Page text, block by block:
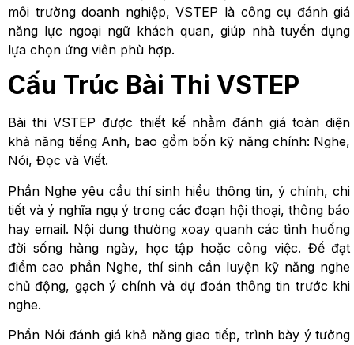
môi trường doanh nghiệp, VSTEP là công cụ đánh giá
năng lực ngoại ngữ khách quan, giúp nhà tuyển dụng
lựa chọn ứng viên phù hợp.
Cấu Trúc Bài Thi VSTEP
Bài thi VSTEP được thiết kế nhằm đánh giá toàn diện
khả năng tiếng Anh, bao gồm bốn kỹ năng chính: Nghe,
Nói, Đọc và Viết.
Phần Nghe yêu cầu thí sinh hiểu thông tin, ý chính, chi
tiết và ý nghĩa ngụ ý trong các đoạn hội thoại, thông báo
hay email. Nội dung thường xoay quanh các tình huống
đời sống hàng ngày, học tập hoặc công việc. Để đạt
điểm cao phần Nghe, thí sinh cần luyện kỹ năng nghe
chủ động, gạch ý chính và dự đoán thông tin trước khi
nghe.
Phần Nói đánh giá khả năng giao tiếp, trình bày ý tưởng